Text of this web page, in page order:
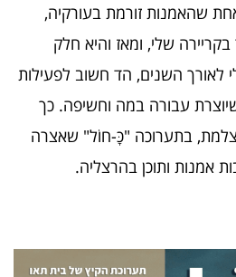
שהאמנות זורמת בעורקיה,
שלי, ומאז והיא חלק
השנים, הד חשוב לפעילות
עבורה במה וחשיפה. כך
כצלמת, בתערוכה "כָּ-חוֹל" שאצרה
אמנות ותוכן בהרצליה.